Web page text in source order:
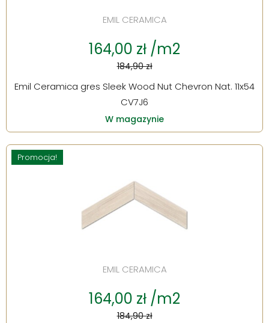
EMIL CERAMICA
164,00 zł /m2
184,90 zł
Emil Ceramica gres Sleek Wood Nut Chevron Nat. 11x54
CV7J6
W magazynie
Promocja!
EMIL CERAMICA
164,00 zł /m2
184,90 zł